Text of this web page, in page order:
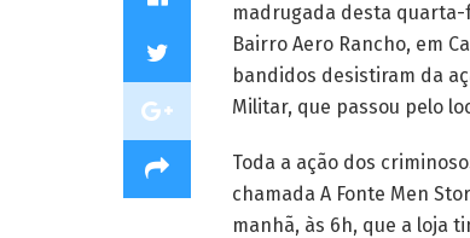
madrugada desta quarta-
Bairro Aero Rancho, em
bandidos desistiram da
Militar, que passou pelo
Toda a ação dos
chamada A Fonte Men
manhã, às 6h, que a loja